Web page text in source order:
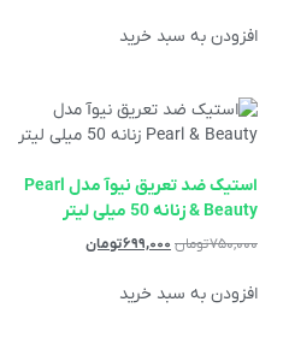
افزودن به سبد خرید
استیک ضد تعریق نیوآ مدل Pearl
& Beauty زنانه 50 میلی لیتر
۷۵۰,۰۰۰تومان ۶۹۹,۰۰۰تومان
افزودن به سبد خرید